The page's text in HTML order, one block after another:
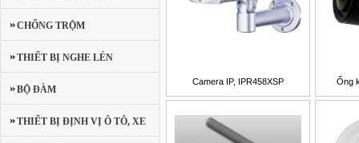
CHỐNG TRỘM
THIẾT BỊ NGHE LÉN
BỘ ĐÀM
THIẾT BỊ ĐỊNH VỊ Ô TÔ, XE
Camera IP, IPR458XSP Ống